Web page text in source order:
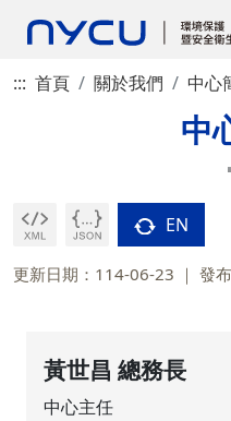
::: 首頁 關於我們 中心
中
EN
更新日期：114-06-23 發
黃世昌 總務長
中心主任